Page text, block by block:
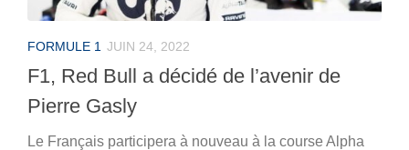
FORMULE 1 JUIN 24, 2022
F1, Red Bull a décidé de l’avenir de
Pierre Gasly
Le Français participera à nouveau à la course Alpha